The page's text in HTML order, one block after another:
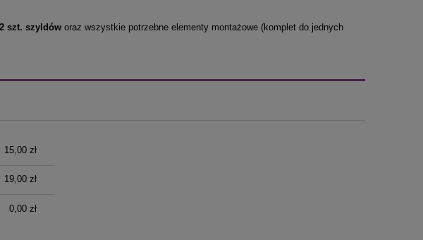
2 szt. szyldów oraz wszystkie potrzebne elementy montażowe (komplet do jednych
15,00 zł
19,00 zł
0,00 zł